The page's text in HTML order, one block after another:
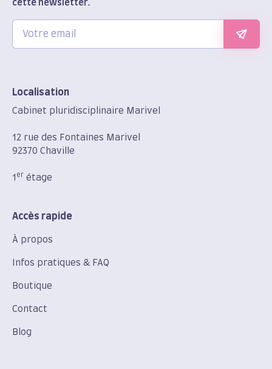
cette newsletter.
Localisation
Cabinet pluridisciplinaire Marivel
12 rue des Fontaines Marivel
92370 Chaville
1 er étage
Accès rapide
À propos
Infos pratiques & FAQ
Boutique
Contact
Blog